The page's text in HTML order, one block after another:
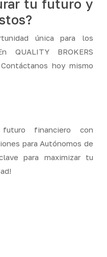
tu futuro y
única para los
QUALITY BROKERS
hoy mismo
financiero con
para Autónomos de
para maximizar tu